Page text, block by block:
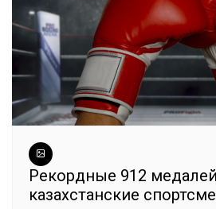
Рекордные 912
казахстанские